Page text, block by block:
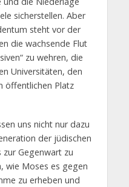
sicherstellen. Aber
steht vor der
die wachsende Flut
zu wehren, die
Universitäten, den
öffentlichen Platz
uns nicht nur dazu
der jüdischen
Gegenwart zu
wie Moses es gegen
zu erheben und